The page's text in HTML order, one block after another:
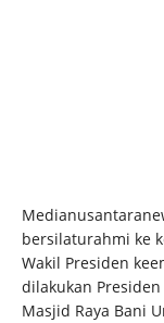
bersilaturahmi ke
Wakil Presiden
dilakukan
Masjid Raya Bani